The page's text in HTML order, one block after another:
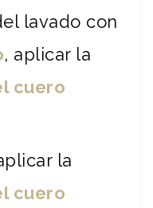
lavado con
, aplicar la
cuero
la
cuero